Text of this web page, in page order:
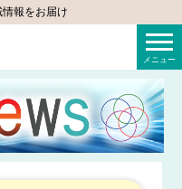
報をお届け
（倉敷ケーブルテレビ）
メニュー